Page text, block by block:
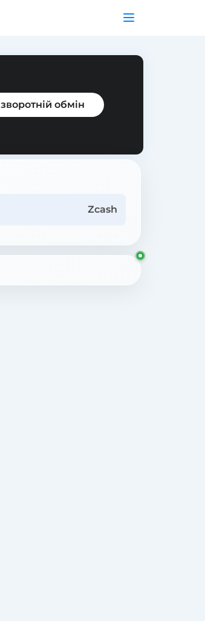
зворотній обмін
Zcash